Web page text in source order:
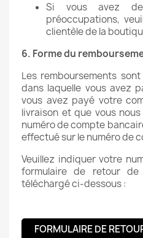
Si vous avez
préoccupations,
clientèle de la
6. Forme du
Les remboursements
dans laquelle vous avez
vous avez payé votre
livraison et que vous
numéro de compte
effectué sur le numéro de
Veuillez indiquer votre
formulaire de retour
téléchargé ci-dessous :
FORMULAIRE DE